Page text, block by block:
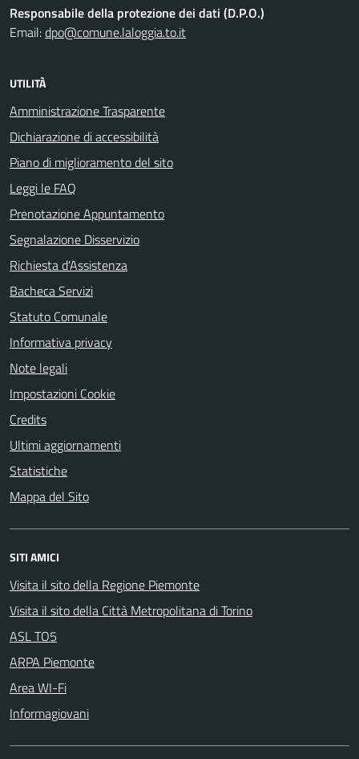
Responsabile della protezione dei dati (D.P.O.)
Email:dpo@comune.laloggia.to.it
UTILITÀ
Amministrazione Trasparente
Dichiarazione di accessibilità
Piano di miglioramento del sito
Leggi le FAQ
Prenotazione Appuntamento
Segnalazione Disservizio
Richiesta d'Assistenza
Bacheca Servizi
Statuto Comunale
Informativa privacy
Note legali
Impostazioni Cookie
Credits
Ultimi aggiornamenti
Statistiche
Mappa del Sito
SITI AMICI
Visita il sito della Regione Piemonte
Visita il sito della Città Metropolitana di Torino
ASL TO5
ARPA Piemonte
Area WI-Fi
Informagiovani